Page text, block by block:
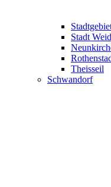
Stadt
Theisseil
Schwandorf